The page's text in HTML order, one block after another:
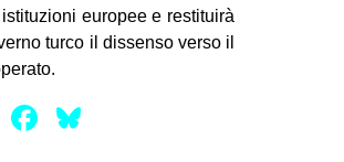
europee e restituirà
turco il dissenso verso il
Mastodon
Facebook